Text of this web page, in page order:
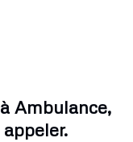
Ambulance,